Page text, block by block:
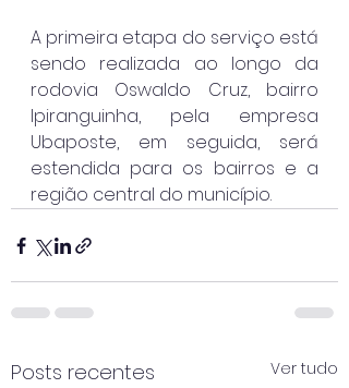
A primeira etapa do serviço está
sendo realizada ao longo da
rodovia Oswaldo Cruz, bairro
Ipiranguinha, pela empresa
Ubaposte, em seguida, será
estendida para os bairros e a
região central do município.
Posts recentes Ver tudo